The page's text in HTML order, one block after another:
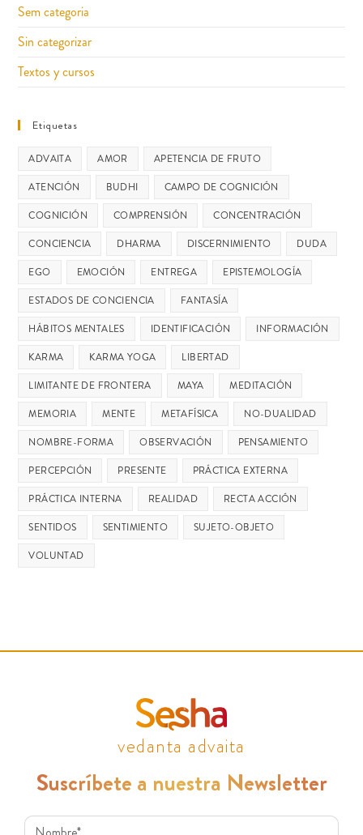
Sem categoria
Sin categorizar
Textos y cursos
Etiquetas
ADVAITA AMOR
APETENCIA DE FRUTO
ATENCIÓN
BUDHI
CAMPO DE COGNICIÓN
COGNICIÓN
COMPRENSIÓN
CONCENTRACIÓN
CONCIENCIA
DHARMA DISCERNIMIENTO
DUDA
EGO
EMOCIÓN ENTREGA
EPISTEMOLOGÍA
ESTADOS DE CONCIENCIA
FANTASÍA
HÁBITOS MENTALES
IDENTIFICACIÓN
INFORMACIÓN
KARMA
KARMA YOGA
LIBERTAD
LIMITANTE DE FRONTERA
MAYA
MEDITACIÓN
MEMORIA
MENTE METAFÍSICA
NO-DUALIDAD
NOMBRE-FORMA
OBSERVACIÓN
PENSAMIENTO
PERCEPCIÓN
PRESENTE
PRÁCTICA EXTERNA
PRÁCTICA INTERNA
REALIDAD
RECTA ACCIÓN
SENTIDOS
SENTIMIENTO
SUJETO-OBJETO
VOLUNTAD
vedanta advaita
Suscríbete a nuestra Newsletter